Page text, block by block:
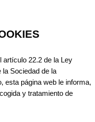
artículo 22.2 de la Ley
la Sociedad de la
esta página web le informa,
y tratamiento de